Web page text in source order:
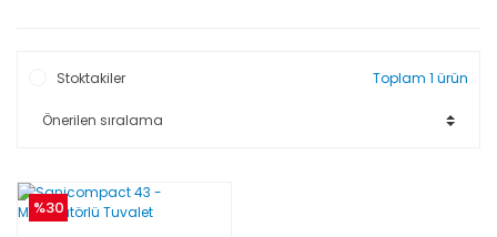
Stoktakiler Toplam 1 ürün
%30